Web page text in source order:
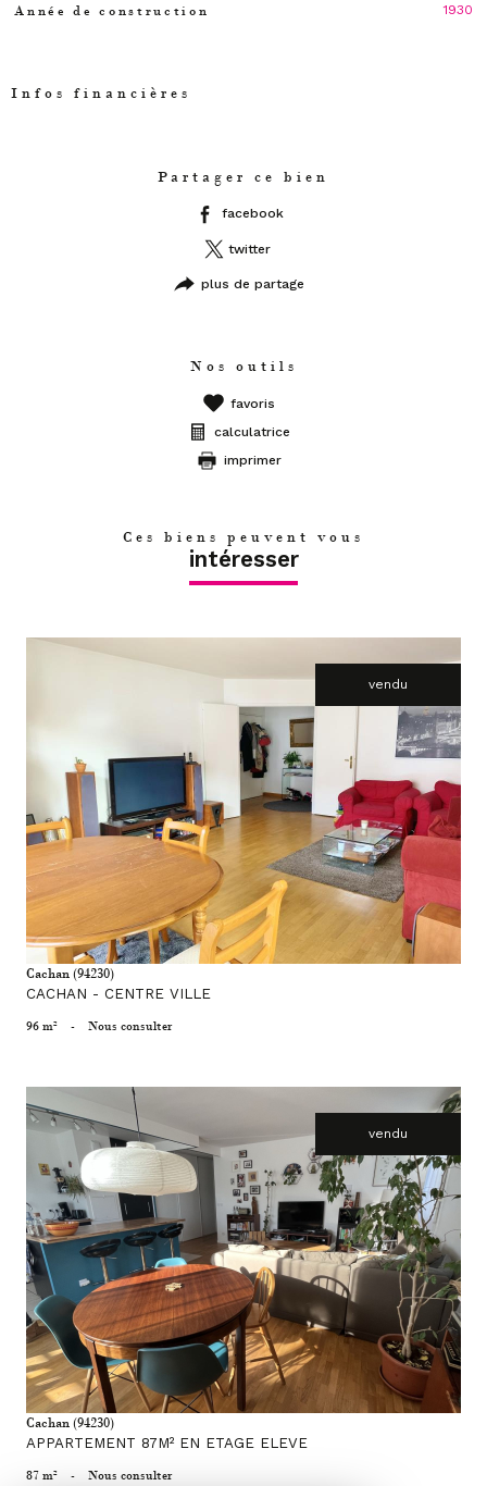
Année de construction 1930
Infos financières
Partager ce bien
facebook
twitter
plus de partage
Nos outils
favoris
calculatrice
imprimer
Ces biens peuvent vous
intéresser
vendu
voir le bien
Cachan (94230)
CACHAN - CENTRE VILLE
96 m² - Nous consulter
vendu
voir le bien
Cachan (94230)
APPARTEMENT 87M² EN ETAGE ELEVE
87 m² - Nous consulter